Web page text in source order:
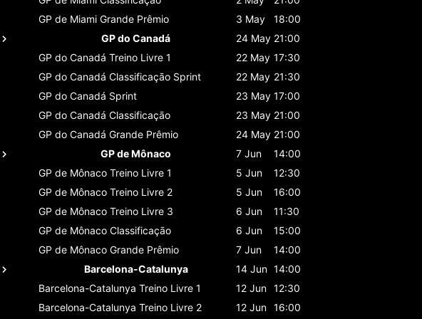
GP de Miami Grande Prêmio 3 May
18:00
GP do Canadá
24 May 21:00
GP do Canadá Treino Livre 1 22 May 17:30
GP do Canadá Classificaçāo Sprint 22 May 21:30
GP do Canadá Sprint 23 May 17:00
GP do Canadá Classificaçāo 23 May 21:00
GP do Canadá Grande Prêmio 24 May 21:00
GP de Mônaco
7 Jun
14:00
GP de Mônaco Treino Livre 1 5 Jun
12:30
GP de Mônaco Treino Livre 2 5 Jun
16:00
GP de Mônaco Treino Livre 3 6 Jun
11:30
GP de Mônaco Classificaçāo 6 Jun
15:00
GP de Mônaco Grande Prêmio 7 Jun
14:00
Barcelona-Catalunya
14 Jun 14:00
Barcelona-Catalunya Treino Livre 1 12 Jun 12:30
Barcelona-Catalunya Treino Livre 2 12 Jun 16:00